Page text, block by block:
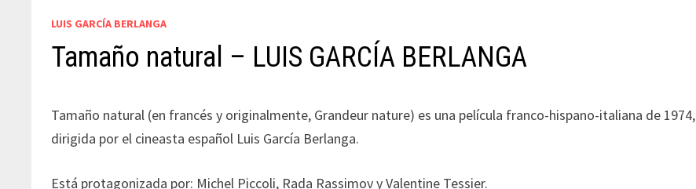
LUIS GARCÍA BERLANGA
Tamaño natural – LUIS GARCÍA BERLANGA
Tamaño natural (en francés y originalmente, Grandeur nature) es una película franco-hispano-italiana de 1974,
dirigida por el cineasta español Luis García Berlanga.
Está protagonizada por: Michel Piccoli, Rada Rassimov y Valentine Tessier.